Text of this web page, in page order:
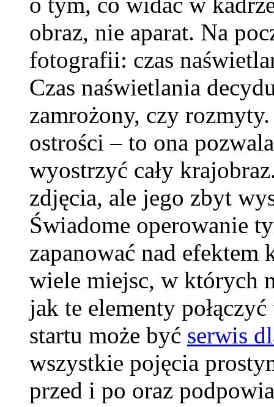
obraz, nie aparat. Na
fotografii: czas
Czas naświetlania
zamrożony, czy rozmyty.
ostrości – to ona
wyostrzyć cały
zdjęcia, ale jego zbyt
Świadome operowanie
zapanować nad
wiele miejsc, w których
jak te elementy
startu może być serwis
wszystkie pojęcia
przed i po oraz